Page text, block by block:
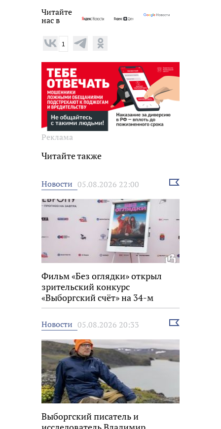
Читайте
нас в
1
Реклама
Читайте также
Новости 05.08.2026 22:00
Выбрать
Фильм «Без оглядки» открыл
зрительский конкурс
«Выборгский счёт» на 34-м
фестивале «Окно в Европу»
Новости 05.08.2026 20:33
Выбрать
Выборгский писатель и